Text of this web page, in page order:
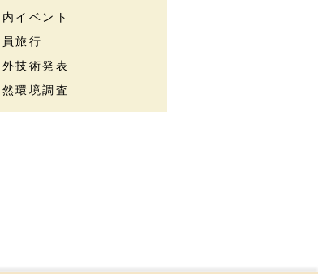
イベント
旅行
技術発表
然環境調査